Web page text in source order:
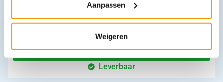
Aanpassen
Weigeren
€11,93 incl. btw
In winkelwagen
Leverbaar